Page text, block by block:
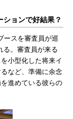
ョンで好結果？
ースを審査員が巡
る。審査員が来る
小型化した将来イ
など、準備に余念
進めている彼らの